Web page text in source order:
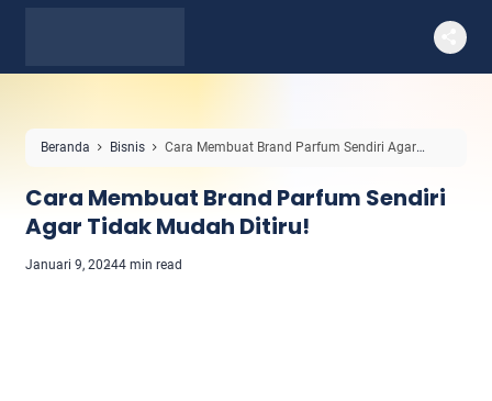
Beranda Bisnis
Cara Membuat Brand Parfum Sendiri Agar
Cara Membuat Brand Parfum Sendiri
Agar Tidak Mudah Ditiru!
Januari 9, 20244 min read